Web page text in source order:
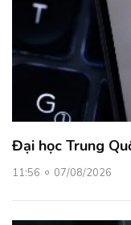
Đại học Trung
11:56 07/08/2026